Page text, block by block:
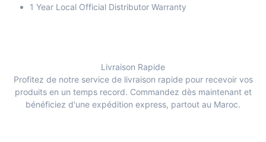
1 Year Local Official Distributor Warranty
Livraison Rapide
Profitez de notre service de livraison rapide pour recevoir vos
produits en un temps record. Commandez dès maintenant et
bénéficiez d'une expédition express, partout au Maroc.